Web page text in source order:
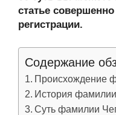
статье
регистрации.
Содержание
Происхождение
История
Суть фамилии